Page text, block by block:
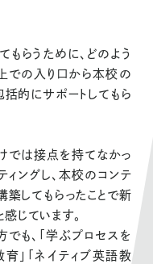
もらうために、どのよう
での入り口から本校の
的にサポートしてもら
では接点を持てなかっ
ングし、本校のコンテ
してもらったことで新
じています。
も、「学ぶプロセスを
」「ネイティブ英語教